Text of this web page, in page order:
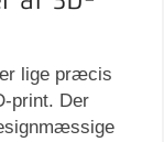
lige præcis
print. Der